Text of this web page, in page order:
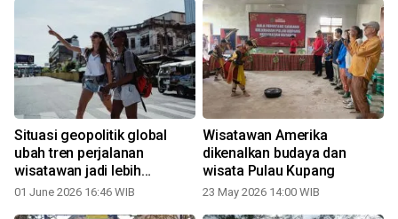
Situasi geopolitik global
ubah tren perjalanan
wisatawan jadi lebih
fleksibel
01 June 2026 16:46 WIB
Wisatawan Amerika
dikenalkan budaya dan
wisata Pulau Kupang
23 May 2026 14:00 WIB